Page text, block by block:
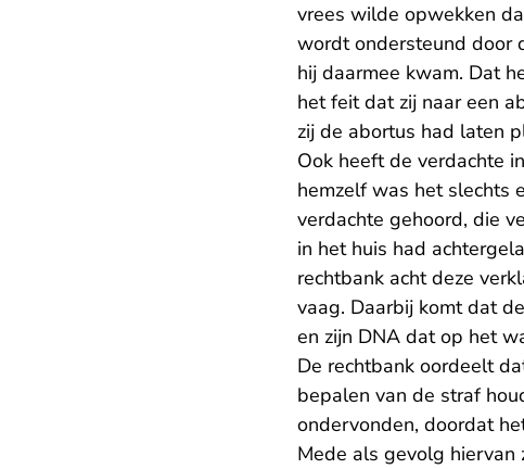
vrees wilde opwekken
wordt ondersteund door
hij daarmee kwam. Dat
het feit dat zij naar een
zij de abortus had laten
Ook heeft de verdachte
hemzelf was het slechts
verdachte gehoord, die
in het huis had
rechtbank acht deze
vaag. Daarbij komt dat
en zijn DNA dat op het
De rechtbank oordeelt
bepalen van de straf
ondervonden, doordat
Mede als gevolg hiervan